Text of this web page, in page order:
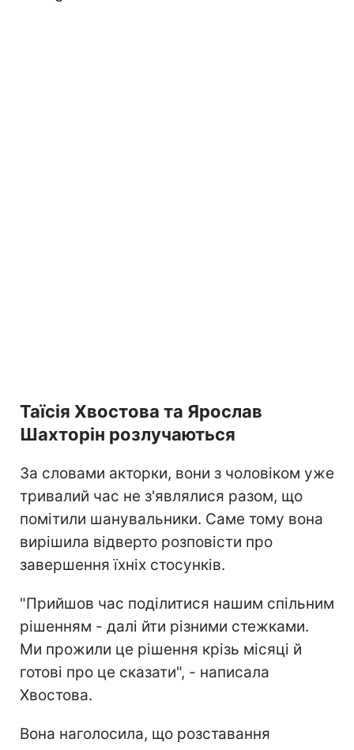
Таїсія Хвостова та Ярослав
Шахторін розлучаються
За словами акторки, вони з чоловіком уже
тривалий час не з'являлися разом, що
помітили шанувальники. Саме тому вона
вирішила відверто розповісти про
завершення їхніх стосунків.
"Прийшов час поділитися нашим спільним
рішенням - далі йти різними стежками.
Ми прожили це рішення крізь місяці й
готові про це сказати", - написала
Хвостова.
Вона наголосила, що розставання